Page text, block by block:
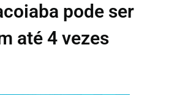
pode ser
até 4 vezes